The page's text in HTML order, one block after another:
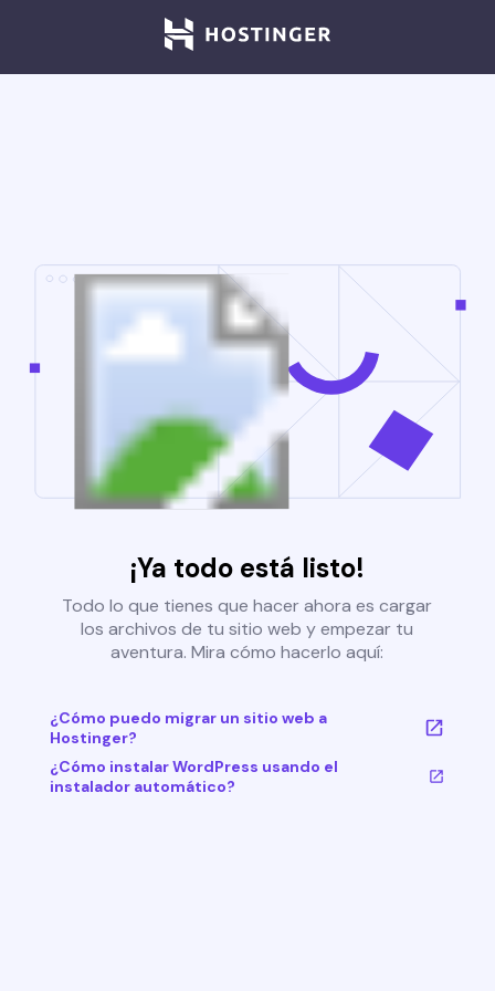
¡Ya todo está listo!
Todo lo que tienes que hacer ahora es cargar
los archivos de tu sitio web y empezar tu
aventura. Mira cómo hacerlo aquí:
¿Cómo puedo migrar un sitio web a
Hostinger?
¿Cómo instalar WordPress usando el
instalador automático?